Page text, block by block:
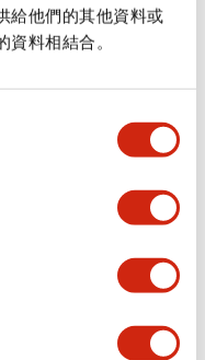
給他們的其他資料或
料相結合。